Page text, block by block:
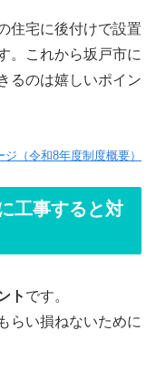
住宅に後付けで設置
。これから坂戸市に
るのは嬉しいポイン
（令和8年度制度概要）
工事すると対
ト です。
らい損ねないために